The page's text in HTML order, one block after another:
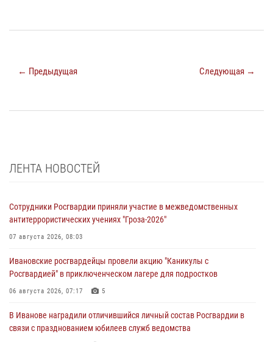
← Предыдущая Следующая →
ЛЕНТА НОВОСТЕЙ
Сотрудники Росгвардии приняли участие в межведомственных
антитеррористических учениях "Гроза-2026"
07 августа 2026, 08:03
Ивановские росгвардейцы провели акцию "Каникулы с
Росгвардией" в приключенческом лагере для подростков
06 августа 2026, 07:17 5
В Иванове наградили отличившийся личный состав Росгвардии в
связи с празднованием юбилеев служб ведомства